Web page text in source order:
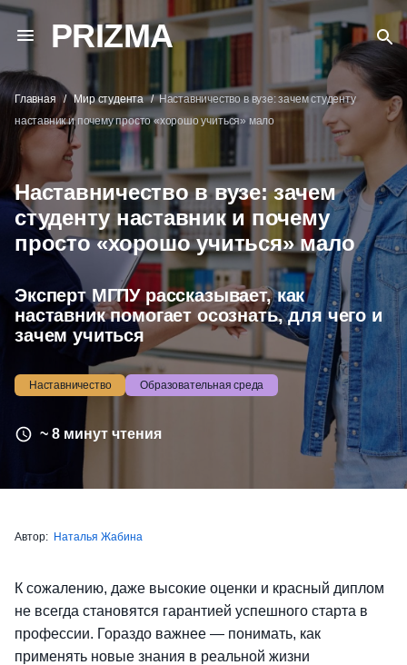
PRIZMA
Главная Мир студента
Наставничество в вузе: зачем студенту
наставник и почему просто «хорошо учиться» мало
Наставничество в вузе: зачем
студенту наставник и почему
просто «хорошо учиться» мало
Эксперт МГПУ рассказывает, как
наставник помогает осознать, для чего и
зачем учиться
Наставничество Образовательная среда
~ 8 минут чтения
Автор: Наталья Жабина
К сожалению, даже высокие оценки и красный диплом
не всегда становятся гарантией успешного старта в
профессии. Гораздо важнее — понимать, как
применять новые знания в реальной жизни